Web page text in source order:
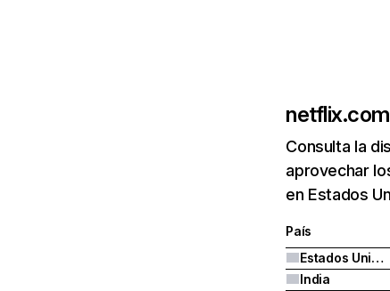
netflix.com
Consulta la
aprovechar
en Estados
País
Estados Unidos
India